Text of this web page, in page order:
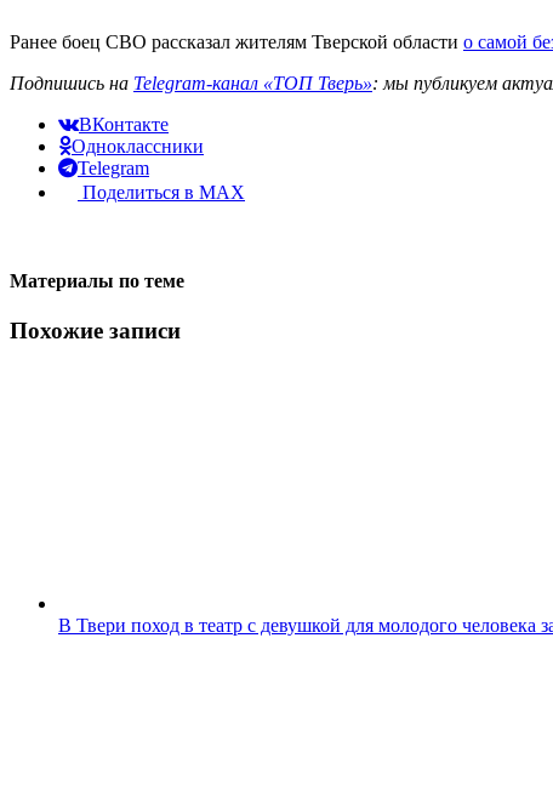
Ранее боец СВО рассказал жителям Тверской области о самой
Подпишись на Telegram-канал «ТОП Тверь»: мы публикуем
ВКонтакте
Одноклассники
Telegram
Поделиться в MAX
Материалы по теме
Похожие записи
В Твери поход в театр с девушкой для молодого человека